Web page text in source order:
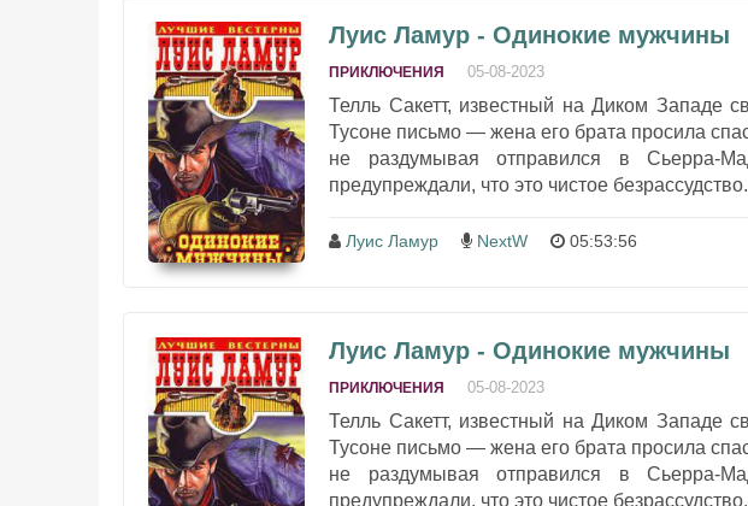
Луис Ламур - Одинокие мужчины
ПРИКЛЮЧЕНИЯ 05-08-2023
Телль Сакетт, известный на Диком Западе
Тусоне письмо — жена его брата просила
не раздумывая отправился в Сьерра-
предупреждали, что это чистое
Луис Ламур NextW 05:53:56
Луис Ламур - Одинокие мужчины
ПРИКЛЮЧЕНИЯ 05-08-2023
Телль Сакетт, известный на Диком Западе
Тусоне письмо — жена его брата просила
не раздумывая отправился в Сьерра-
предупреждали, что это чистое